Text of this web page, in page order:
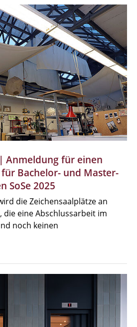
Anmeldung für einen
Bachelor- und Master-
SoSe 2025
die Zeichensaalplätze an
die eine Abschlussarbeit im
noch keinen